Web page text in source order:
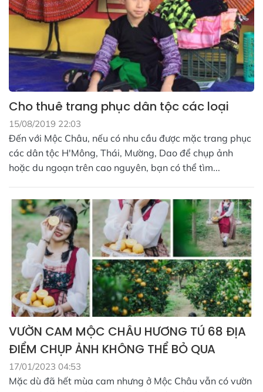
Cho thuê trang phục dân tộc các loại
15/08/2019 22:03
Đến với Mộc Châu, nếu có nhu cầu được mặc trang phục
các dân tộc H'Mông, Thái, Mường, Dao để chụp ảnh
hoặc du ngoạn trên cao nguyên, bạn có thể tìm...
VƯỜN CAM MỘC CHÂU HƯƠNG TÚ 68 ĐỊA
ĐIỂM CHỤP ẢNH KHÔNG THỂ BỎ QUA
17/01/2023 04:53
Mặc dù đã hết mùa cam nhưng ở Mộc Châu vẫn có vườn